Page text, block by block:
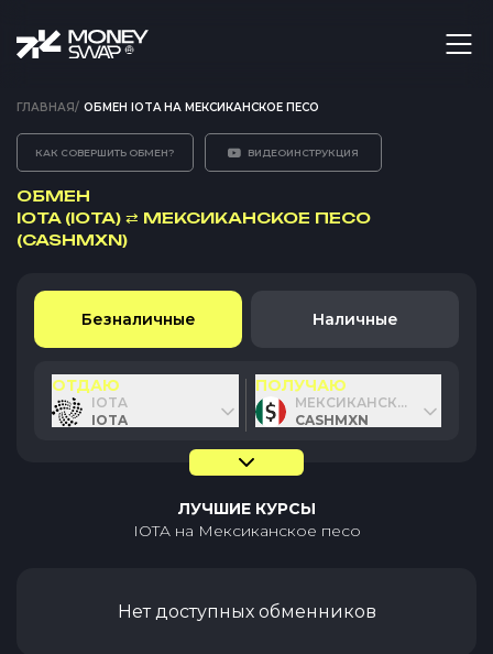
ГЛАВНАЯ/ ОБМЕН IOTA НА МЕКСИКАНСКОЕ ПЕСО
КАК СОВЕРШИТЬ ОБМЕН? ВИДЕОИНСТРУКЦИЯ
ОБМЕН
IOTA (IOTA) ⇄ МЕКСИКАНСКОЕ ПЕСО
(CASHMXN)
Безналичные Наличные
ОТДАЮ
IOTA
IOTA
ПОЛУЧАЮ
МЕКСИКАНСКОЕ ПЕСО
CASHMXN
ЛУЧШИЕ КУРСЫ
IOTAна Мексиканское песо
Нет доступных обменников